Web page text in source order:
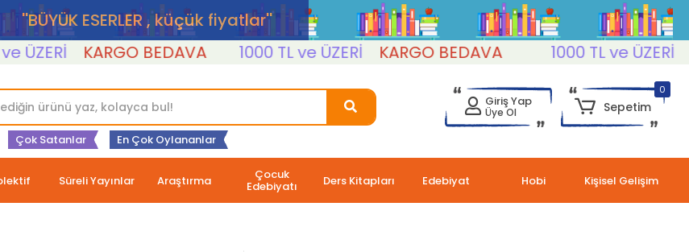
''BÜYÜK ESERLER , küçük fiyatlar''
KARGO BEDAVA 1000 TL ve ÜZERİ KARGO BEDAVA 1000 TL ve ÜZERİ
Çok Satanlar En Çok Oylananlar
Giriş Yap
Üye Ol
0
Sepetim
Süreli Yayınlar Araştırma Çocuk
Edebiyatı Ders Kitapları Edebiyat Hobi Kişisel Gelişim